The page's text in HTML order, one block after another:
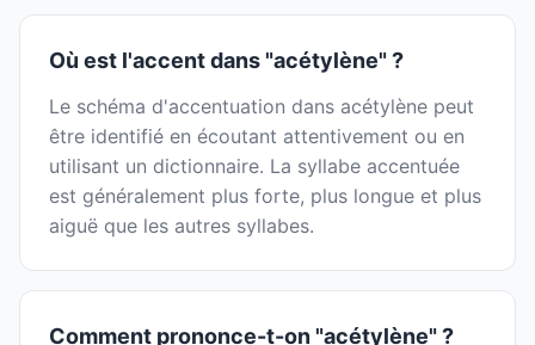
Où est l'accent dans "acétylène" ?
Le schéma d'accentuation dans acétylène peut
être identifié en écoutant attentivement ou en
utilisant un dictionnaire. La syllabe accentuée
est généralement plus forte, plus longue et plus
aiguë que les autres syllabes.
Comment prononce-t-on "acétylène" ?